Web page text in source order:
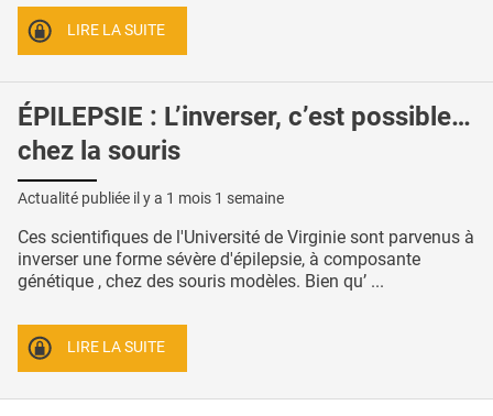
LIRE LA SUITE
ÉPILEPSIE : L’inverser, c’est possible…
chez la souris
Actualité publiée il y a 1 mois 1 semaine
Ces scientifiques de l'Université de Virginie sont parvenus à
inverser une forme sévère d'épilepsie, à composante
génétique , chez des souris modèles. Bien qu’ ...
LIRE LA SUITE